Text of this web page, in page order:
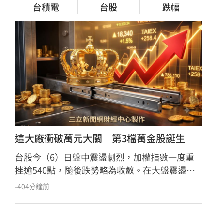
台積電 台股 跌幅
這大廠衝破萬元大關　第3檔萬金股誕生
台股今（6）日盤中震盪劇烈，加權指數一度重
挫逾540點，隨後跌勢略為收斂。在大盤震盪之
際，滑軌族群成為市場避風港，龍頭股川湖
-404分鐘前